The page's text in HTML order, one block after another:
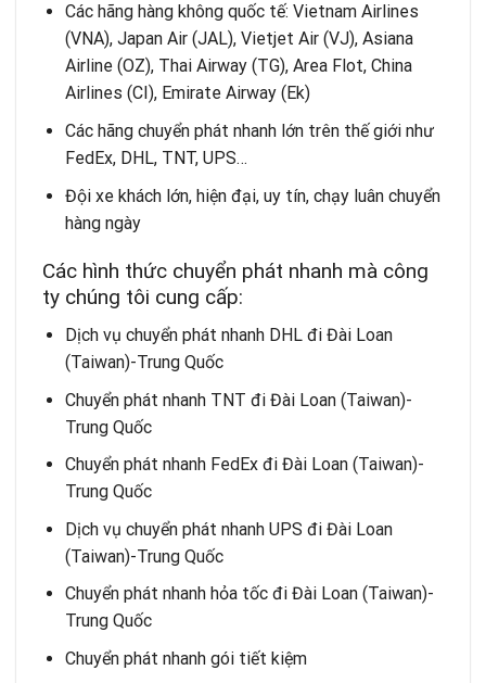
Các hãng hàng không quốc tế: Vietnam Airlines
(VNA), Japan Air (JAL), Vietjet Air (VJ), Asiana
Airline (OZ), Thai Airway (TG), Area Flot, China
Airlines (CI), Emirate Airway (Ek)
Các hãng chuyển phát nhanh lớn trên thế giới như
FedEx, DHL, TNT, UPS…
Đội xe khách lớn, hiện đại, uy tín, chạy luân chuyển
hàng ngày
Các hình thức chuyển phát nhanh mà công
ty chúng tôi cung cấp:
Dịch vụ chuyển phát nhanh DHL đi Đài Loan
(Taiwan)-Trung Quốc
Chuyển phát nhanh TNT đi Đài Loan (Taiwan)-
Trung Quốc
Chuyển phát nhanh FedEx đi Đài Loan (Taiwan)-
Trung Quốc
Dịch vụ chuyển phát nhanh UPS đi Đài Loan
(Taiwan)-Trung Quốc
Chuyển phát nhanh hỏa tốc đi Đài Loan (Taiwan)-
Trung Quốc
Chuyển phát nhanh gói tiết kiệm